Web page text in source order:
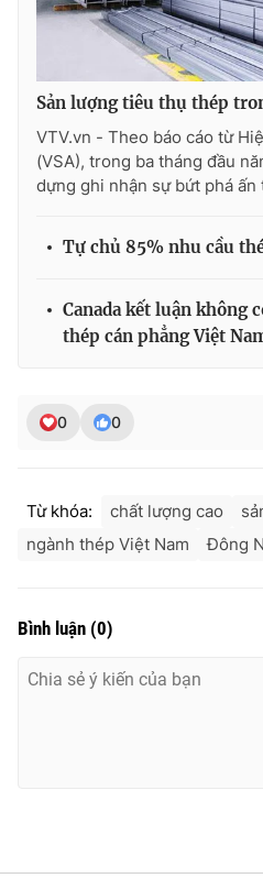
Sản lượng tiêu thụ thép
VTV.vn - Theo báo cáo từ
(VSA), trong ba tháng đầu
dựng ghi nhận sự bứt phá
Tự chủ 85% nhu cầu
Canada kết luận không
thép cán phẳng Việt
0 0
Từ khóa: chất lượng cao
ngành thép Việt Nam
Đông
Bình luận (0)